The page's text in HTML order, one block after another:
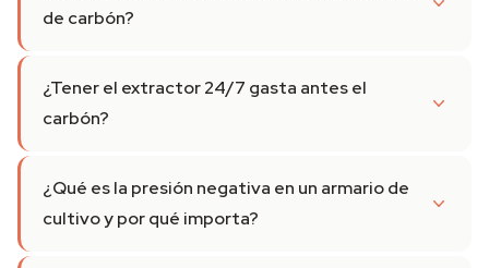
de carbón?
¿Tener el extractor 24/7 gasta antes el
carbón?
¿Qué es la presión negativa en un armario de
cultivo y por qué importa?